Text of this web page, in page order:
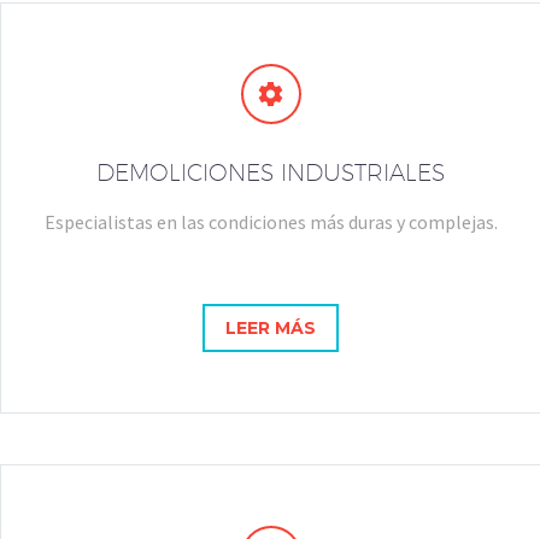


DEMOLICIONES INDUSTRIALES
Especialistas en las condiciones más duras y complejas.
LEER MÁS